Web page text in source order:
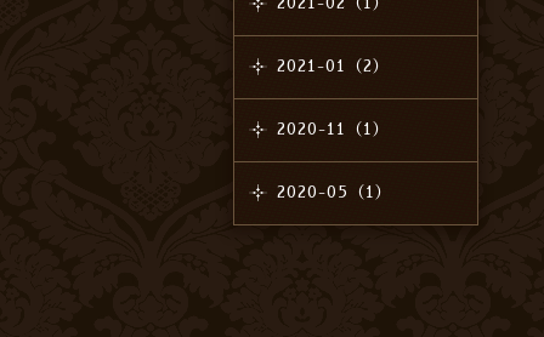
2021-01（2）
2020-11（1）
2020-05（1）